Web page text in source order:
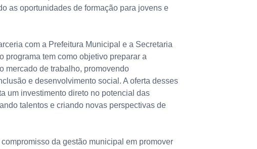
as oportunidades de formação para jovens e
com a Prefeitura Municipal e a Secretaria
programa tem como objetivo preparar a
mercado de trabalho, promovendo
e desenvolvimento social. A oferta desses
um investimento direto no potencial das
talentos e criando novas perspectivas de
da gestão municipal em promover